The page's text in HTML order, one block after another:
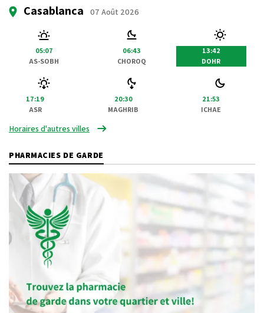
Casablanca 07 Août 2026
05:07
AS-SOBH
06:43
CHOROQ
13:42
DOHR
17:19
ASR
20:30
MAGHRIB
21:53
ICHAE
Horaires d'autres villes
PHARMACIES DE GARDE